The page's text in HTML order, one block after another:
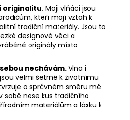
originalitu.Moji vlňáci jsou
kteří mají vztah k
tradiční materiály. Jsou to
designové věci a
originály místo
nechávám.Vlna i
velmi šetrné k životnímu
o správném směru mé
sobě nese kus tradičního
materiálům a lásku k